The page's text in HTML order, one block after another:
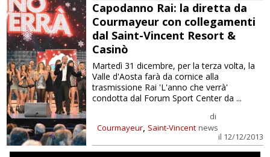
Capodanno Rai: la diretta da
Courmayeur con collegamenti
dal Saint-Vincent Resort &
Casinò
Courmayeur, Saint-Vincent
di
news
il 12/12/2013
Martedì 31 dicembre, per la terza volta, la
Valle d'Aosta farà da cornice alla
trasmissione Rai 'L'anno che verrà'
condotta dal Forum Sport Center da ...